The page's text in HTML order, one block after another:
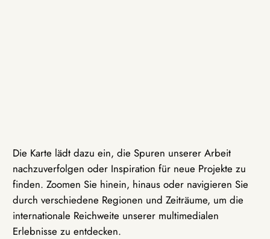
Die Karte lädt dazu ein, die Spuren unserer Arbeit
nachzuverfolgen oder Inspiration für neue Projekte zu
finden. Zoomen Sie hinein, hinaus oder navigieren Sie
durch verschiedene Regionen und Zeiträume, um die
internationale Reichweite unserer multimedialen
Erlebnisse zu entdecken.